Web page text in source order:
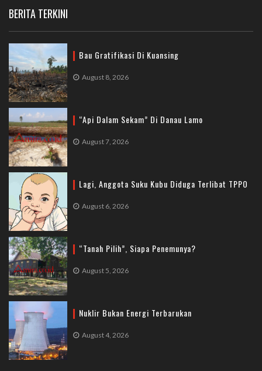
BERITA TERKINI
Bau Gratifikasi Di Kuansing
August 8, 2026
“Api Dalam Sekam” Di Danau Lamo
August 7, 2026
Lagi, Anggota Suku Kubu Diduga Terlibat TPPO
August 6, 2026
“Tanah Pilih”, Siapa Penemunya?
August 5, 2026
Nuklir Bukan Energi Terbarukan
August 4, 2026